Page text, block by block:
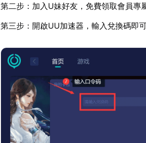
第二步：加入U妹好友，免費領取會員專
第三步：開啟UU加速器，輸入兌換碼即